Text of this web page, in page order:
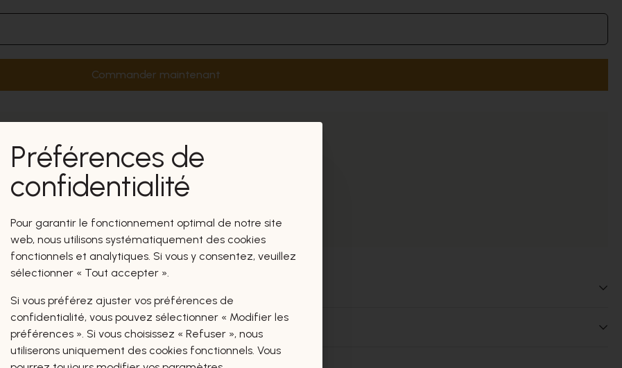
Commander maintenant
Préférences de
confidentialité
Pour garantir le fonctionnement optimal de notre site
web, nous utilisons systématiquement des cookies
fonctionnels et analytiques. Si vous y consentez, veuillez
sélectionner « Tout accepter ».
Si vous préférez ajuster vos préférences de
confidentialité, vous pouvez sélectionner « Modifier les
préférences ». Si vous choisissez « Refuser », nous
utiliserons uniquement des cookies fonctionnels. Vous